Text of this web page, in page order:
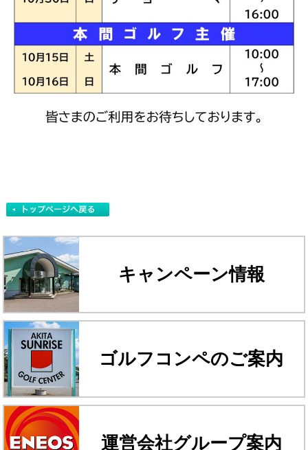
キャンペーン情報
ゴルフコンペのご案内
運営会社グループ案内